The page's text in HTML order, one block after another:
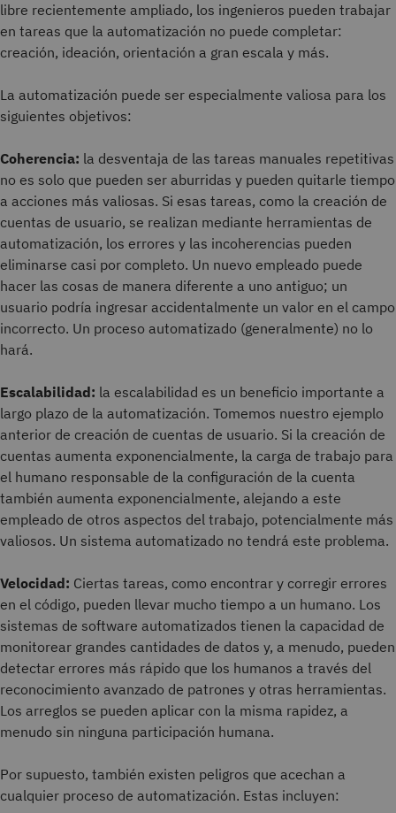
libre recientemente ampliado, los ingenieros pueden trabajar
en tareas que la automatización no puede completar:
creación, ideación, orientación a gran escala y más.
La automatización puede ser especialmente valiosa para los
siguientes objetivos:
Coherencia: la desventaja de las tareas manuales repetitivas
no es solo que pueden ser aburridas y pueden quitarle tiempo
a acciones más valiosas. Si esas tareas, como la creación de
cuentas de usuario, se realizan mediante herramientas de
automatización, los errores y las incoherencias pueden
eliminarse casi por completo. Un nuevo empleado puede
hacer las cosas de manera diferente a uno antiguo; un
usuario podría ingresar accidentalmente un valor en el campo
incorrecto. Un proceso automatizado (generalmente) no lo
hará.
Escalabilidad: la escalabilidad es un beneficio importante a
largo plazo de la automatización. Tomemos nuestro ejemplo
anterior de creación de cuentas de usuario. Si la creación de
cuentas aumenta exponencialmente, la carga de trabajo para
el humano responsable de la configuración de la cuenta
también aumenta exponencialmente, alejando a este
empleado de otros aspectos del trabajo, potencialmente más
valiosos. Un sistema automatizado no tendrá este problema.
Velocidad: Ciertas tareas, como encontrar y corregir errores
en el código, pueden llevar mucho tiempo a un humano. Los
sistemas de software automatizados tienen la capacidad de
monitorear grandes cantidades de datos y, a menudo, pueden
detectar errores más rápido que los humanos a través del
reconocimiento avanzado de patrones y otras herramientas.
Los arreglos se pueden aplicar con la misma rapidez, a
menudo sin ninguna participación humana.
Por supuesto, también existen peligros que acechan a
cualquier proceso de automatización. Estas incluyen: